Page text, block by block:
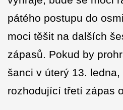
pátého postupu do
moci těšit na dalších
zápasů. Pokud by
šanci v úterý 13.
rozhodující třetí zápas